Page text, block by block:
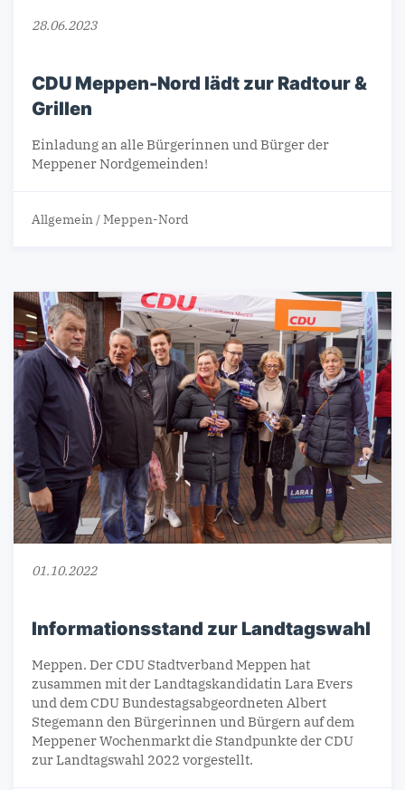
28.06.2023
CDU Meppen-Nord lädt zur Radtour &
Grillen
Einladung an alle Bürgerinnen und Bürger der
Meppener Nordgemeinden!
Allgemein /Meppen-Nord
01.10.2022
Informationsstand zur Landtagswahl
Meppen. Der CDU Stadtverband Meppen hat
zusammen mit der Landtagskandidatin Lara Evers
und dem CDU Bundestagsabgeordneten Albert
Stegemann den Bürgerinnen und Bürgern auf dem
Meppener Wochenmarkt die Standpunkte der CDU
zur Landtagswahl 2022 vorgestellt.